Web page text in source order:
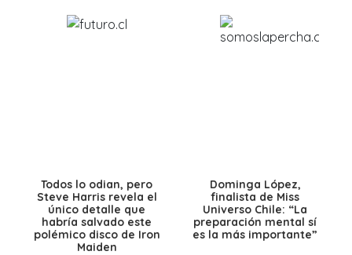
Todos lo odian, pero
Steve Harris revela el
único detalle que
habría salvado este
polémico disco de Iron
Maiden
Dominga López,
finalista de Miss
Universo Chile: “La
preparación mental sí
es la más importante”